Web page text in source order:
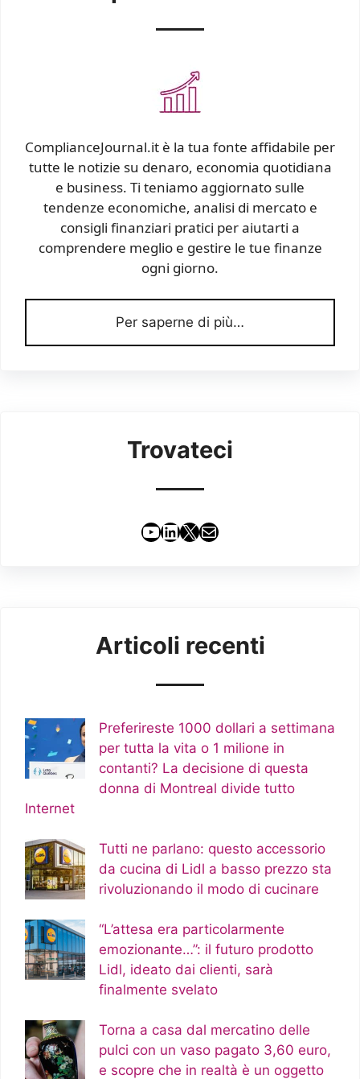
ComplianceJournal.it è la tua fonte affidabile per
tutte le notizie su denaro, economia quotidiana
e business. Ti teniamo aggiornato sulle
tendenze economiche, analisi di mercato e
consigli finanziari pratici per aiutarti a
comprendere meglio e gestire le tue finanze
ogni giorno.
Per saperne di più…
Trovateci
YouTube
LinkedIn
X Email
Articoli recenti
Preferireste 1000 dollari a settimana
per tutta la vita o 1 milione in
contanti? La decisione di questa
donna di Montreal divide tutto
Internet
Tutti ne parlano: questo accessorio
da cucina di Lidl a basso prezzo sta
rivoluzionando il modo di cucinare
“L’attesa era particolarmente
emozionante…”: il futuro prodotto
Lidl, ideato dai clienti, sarà
finalmente svelato
Torna a casa dal mercatino delle
pulci con un vaso pagato 3,60 euro,
e scopre che in realtà è un oggetto